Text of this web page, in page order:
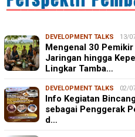
DEVELOPMENT TALKS 13/
Mengenal 30
Jaringan hingga
Lingkar Tamba…
DEVELOPMENT TALKS 02/
Info Kegiatan
sebagai Penggerak
d…